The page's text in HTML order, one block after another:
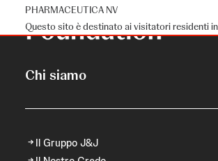
PHARMACEUTICA NV
Questo sito è destinato ai visitatori residenti
Chi siamo
Il Gruppo J&J